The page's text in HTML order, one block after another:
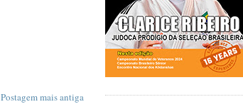
Postagem mais antiga